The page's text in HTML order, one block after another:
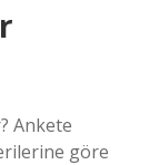
Ankete
göre